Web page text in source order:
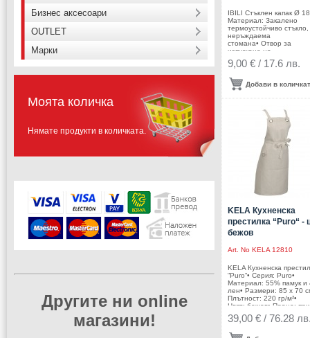
IBILI Стъклен капак Ø
Материал: Закалено
термоустойчиво стъкло,
неръждаема
стомана• Отвор за
изпускане на
пара• Подходящ за
тенджери и тигани с
наблюдение на
време на
излизането на пара
вентилационния отвор•
Диаметър: Ø 18 см.•
инокс• Подходящ за
съдомиялна машина•
Производител: IBILI /
9,00 € / 17.6 лв.
Добави в
KELA Кухненска
престилка “Puro“ -
бежов
Art. No KELA 12810
KELA Кухненска
“Puro“• Серия: Puro•
Материал: 55% памук и
лен• Размери: 85 х 70
Плътност: 220 гр/м²•
Цвят: бежов• Пране: при
температура до 40 °С•
Производител: KELA /
39,00 € / 76.28
Бизнес аксесоари
OUTLET
Марки
Моята количка
Нямате продукти в количката.
Другите ни online
магазини!